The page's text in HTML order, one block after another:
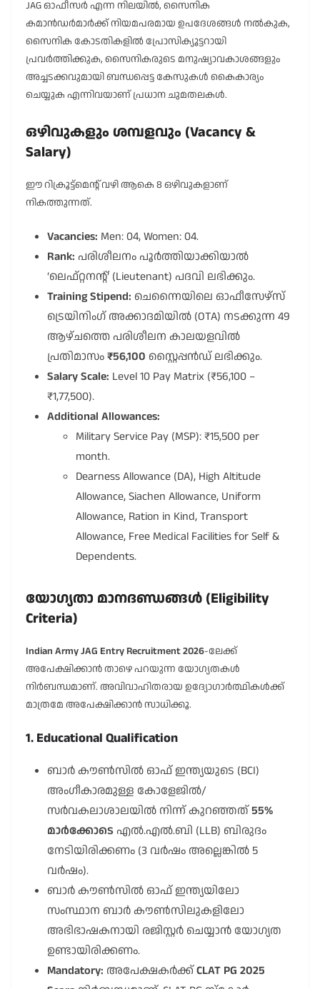
JAG ഓഫീസർ എന്ന നിലയിൽ, സൈനിക
കമാൻഡർമാർക്ക് നിയമപരമായ ഉപദേശങ്ങൾ നൽകുക,
സൈനിക കോടതികളിൽ പ്രോസിക്യൂട്ടറായി
പ്രവർത്തിക്കുക, സൈനികരുടെ മനുഷ്യാവകാശങ്ങളും
അച്ചടക്കവുമായി ബന്ധപ്പെട്ട കേസുകൾ കൈകാര്യം
ചെയ്യുക എന്നിവയാണ് പ്രധാന ചുമതലകൾ.
ഒഴിവുകളും ശമ്പളവും (Vacancy &
Salary)
ഈ റിക്രൂട്ട്മെന്റ് വഴി ആകെ 8 ഒഴിവുകളാണ്
നികത്തുന്നത്.
Vacancies: Men: 04, Women: 04.
Rank: പരിശീലനം പൂർത്തിയാക്കിയാൽ
‘ലെഫ്റ്റനന്റ്’ (Lieutenant) പദവി ലഭിക്കും.
Training Stipend: ചെന്നൈയിലെ ഓഫീസേഴ്സ്
ട്രെയിനിംഗ് അക്കാദമിയിൽ (OTA) നടക്കുന്ന 49
ആഴ്ചത്തെ പരിശീലന കാലയളവിൽ
പ്രതിമാസം₹56,100 സ്റ്റൈപ്പൻഡ് ലഭിക്കും.
Salary Scale: Level 10 Pay Matrix (₹56,100 –
₹1,77,500).
Additional Allowances:
Military Service Pay (MSP): ₹15,500 per
month.
Dearness Allowance (DA), High Altitude
Allowance, Siachen Allowance, Uniform
Allowance, Ration in Kind, Transport
Allowance, Free Medical Facilities for Self &
Dependents.
യോഗ്യതാ മാനദണ്ഡങ്ങൾ (Eligibility
Criteria)
Indian Army JAG Entry Recruitment 2026-ലേക്ക്
അപേക്ഷിക്കാൻ താഴെ പറയുന്ന യോഗ്യതകൾ
നിർബന്ധമാണ്. അവിവാഹിതരായ ഉദ്യോഗാർത്ഥികൾക്ക്
മാത്രമേ അപേക്ഷിക്കാൻ സാധിക്കൂ.
1. Educational Qualification
ബാർ കൗൺസിൽ ഓഫ് ഇന്ത്യയുടെ (BCI)
അംഗീകാരമുള്ള കോളേജിൽ/
സർവകലാശാലയിൽ നിന്ന് കുറഞ്ഞത്55%
മാർക്കോടെ എൽ.എൽ.ബി (LLB) ബിരുദം
നേടിയിരിക്കണം (3 വർഷം അല്ലെങ്കിൽ 5
വർഷം).
ബാർ കൗൺസിൽ ഓഫ് ഇന്ത്യയിലോ
സംസ്ഥാന ബാർ കൗൺസിലുകളിലോ
അഭിഭാഷകനായി രജിസ്റ്റർ ചെയ്യാൻ യോഗ്യത
ഉണ്ടായിരിക്കണം.
Mandatory: അപേക്ഷകർക്ക്CLAT PG 2025